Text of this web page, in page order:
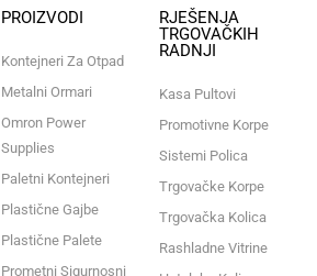
PROIZVODI
Kontejneri Za Otpad
Metalni Ormari
Omron Power
Supplies
Paletni Kontejneri
Plastične Gajbe
Plastične Palete
Prometni Sigurnosni
RJEŠENJA
TRGOVAČKIH
RADNJI
Kasa Pultovi
Promotivne Korpe
Sistemi Polica
Trgovačke Korpe
Trgovačka Kolica
Rashladne Vitrine